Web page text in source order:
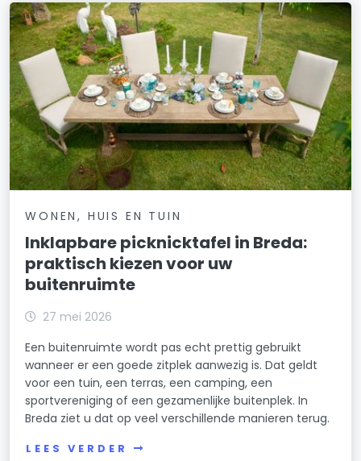
WONEN, HUIS EN TUIN
Inklapbare picknicktafel in Breda:
praktisch kiezen voor uw
buitenruimte
27 mei 2026
Een buitenruimte wordt pas echt prettig gebruikt
wanneer er een goede zitplek aanwezig is. Dat geldt
voor een tuin, een terras, een camping, een
sportvereniging of een gezamenlijke buitenplek. In
Breda ziet u dat op veel verschillende manieren terug.
LEES VERDER